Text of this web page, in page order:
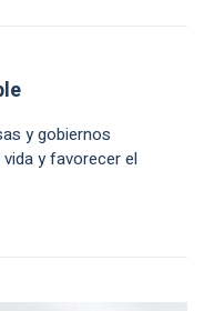
y gobiernos
y favorecer el